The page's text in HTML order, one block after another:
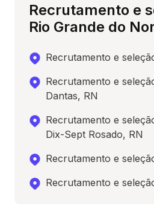
Recrutamento e
Rio Grande do
Recrutamento e
Recrutamento e
Dantas, RN
Recrutamento e
Dix-Sept Rosado, RN
Recrutamento e
Recrutamento e